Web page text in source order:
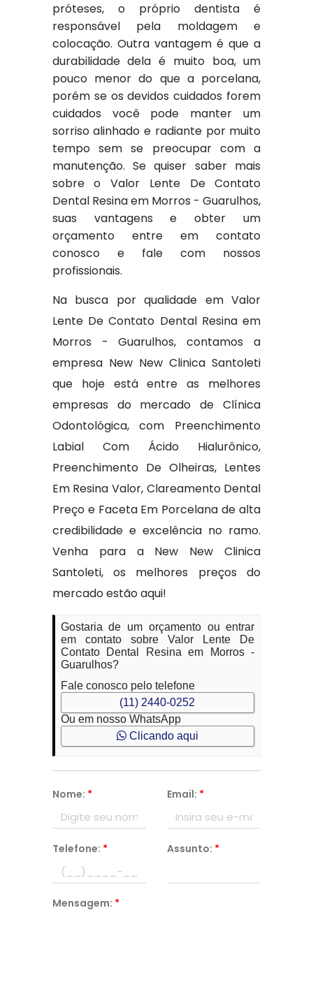
próteses, o próprio dentista é
responsável pela moldagem e
colocação. Outra vantagem é que a
durabilidade dela é muito boa, um
pouco menor do que a porcelana,
porém se os devidos cuidados forem
cuidados você pode manter um
sorriso alinhado e radiante por muito
tempo sem se preocupar com a
manutenção. Se quiser saber mais
sobre o Valor Lente De Contato
Dental Resina em Morros - Guarulhos,
suas vantagens e obter um
orçamento entre em contato
conosco e fale com nossos
profissionais.
Na busca por qualidade em Valor
Lente De Contato Dental Resina em
Morros - Guarulhos, contamos a
empresa New New Clinica Santoleti
que hoje está entre as melhores
empresas do mercado de Clínica
Odontológica, com Preenchimento
Labial Com Ácido Hialurônico,
Preenchimento De Olheiras, Lentes
Em Resina Valor, Clareamento Dental
Preço e Faceta Em Porcelana de alta
credibilidade e excelência no ramo.
Venha para a New New Clinica
Santoleti, os melhores preços do
mercado estão aqui!
Gostaria de um orçamento ou entrar
em contato sobre Valor Lente De
Contato Dental Resina em Morros -
Guarulhos?
Fale conosco pelo telefone
(11) 2440-0252
Ou em nosso WhatsApp
Clicando aqui
Nome: * Email: *
Telefone: * Assunto: *
Mensagem: *